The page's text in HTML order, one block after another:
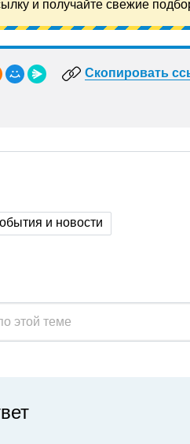
и получайте свежие
Скопировать
и новости